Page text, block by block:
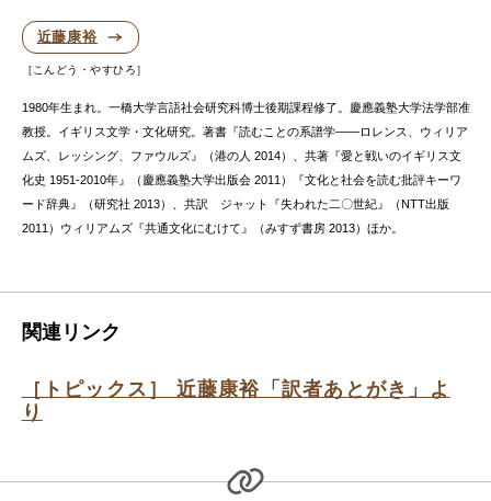
近藤康裕
こんどう・やすひろ
1980年生まれ。一橋大学言語社会研究科博士後期課程修了。慶應義塾大学法学部准
教授。イギリス文学・文化研究。著書『読むことの系譜学——ロレンス、ウィリア
ムズ、レッシング、ファウルズ』（港の人 2014）、共著『愛と戦いのイギリス文
化史 1951-2010年』（慶應義塾大学出版会 2011）『文化と社会を読む批評キーワ
ード辞典』（研究社 2013）、共訳 ジャット『失われた二〇世紀』（NTT出版
2011）ウィリアムズ『共通文化にむけて』（みすず書房 2013）ほか。
関連リンク
［トピックス］ 近藤康裕「訳者あとがき」よ
り